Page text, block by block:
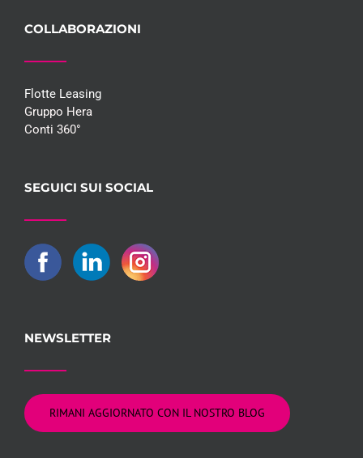
COLLABORAZIONI
Flotte Leasing
Gruppo Hera
Conti 360°
SEGUICI SUI SOCIAL
NEWSLETTER
RIMANI AGGIORNATO CON IL NOSTRO BLOG